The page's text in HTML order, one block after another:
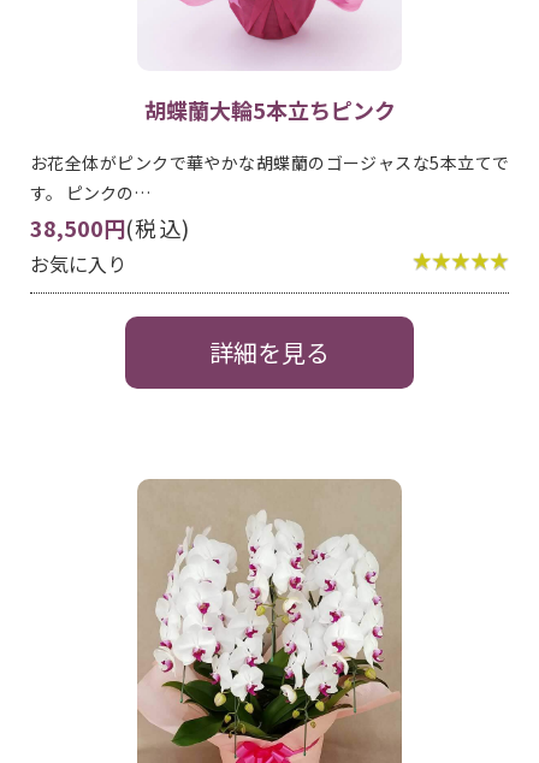
胡蝶蘭大輪5本立ちピンク
お花全体がピンクで華やかな胡蝶蘭のゴージャスな5本立てで
す。 ピンクの…
38,500円(税込)
お気に入り
詳細を見る